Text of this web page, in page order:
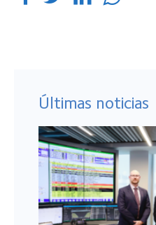
Últimas noticias